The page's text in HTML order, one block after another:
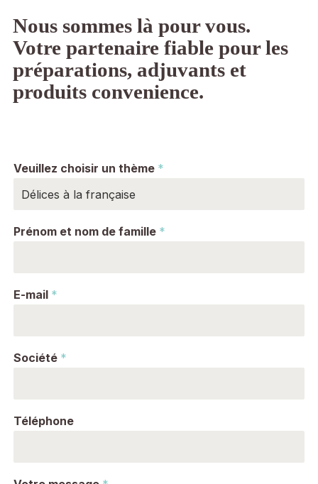
Nous sommes là pour vous.
Votre partenaire fiable pour les
préparations, adjuvants et
produits convenience.
Veuillez choisir un thème *
Prénom et nom de famille *
E-mail *
Société *
Téléphone